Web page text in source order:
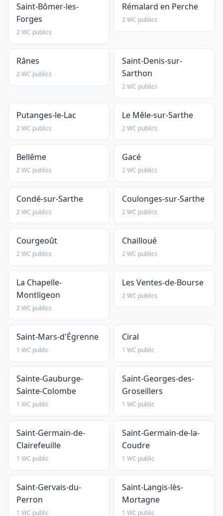
Saint-Bômer-les-
Forges
2 WC publics
Rémalard en Perche
2 WC publics
Rânes
2 WC publics
Saint-Denis-sur-
Sarthon
2 WC publics
Putanges-le-Lac
2 WC publics
Le Mêle-sur-Sarthe
2 WC publics
Bellême
2 WC publics
Gacé
2 WC publics
Condé-sur-Sarthe
2 WC publics
Coulonges-sur-Sarthe
2 WC publics
Courgeoût
2 WC publics
Chailloué
2 WC publics
La Chapelle-
Montligeon
2 WC publics
Les Ventes-de-Bourse
2 WC publics
Saint-Mars-d'Égrenne
1 WC public
Ciral
1 WC public
Sainte-Gauburge-
Sainte-Colombe
1 WC public
Saint-Georges-des-
Groseillers
1 WC public
Saint-Germain-de-
Clairefeuille
1 WC public
Saint-Germain-de-la-
Coudre
1 WC public
Saint-Gervais-du-
Perron
1 WC public
Saint-Langis-lès-
Mortagne
1 WC public